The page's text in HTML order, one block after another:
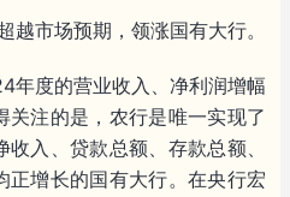
市场预期，领涨国有大行。
年度的营业收入、净利润增幅
关注的是，农行是唯一实现了
入、贷款总额、存款总额、
正增长的国有大行。在央行宏